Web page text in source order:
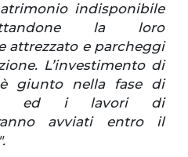
indisponibile
la loro
attrezzato e parcheggi
L’investimento di
giunto nella fase di
ed i lavori di
avviati entro il